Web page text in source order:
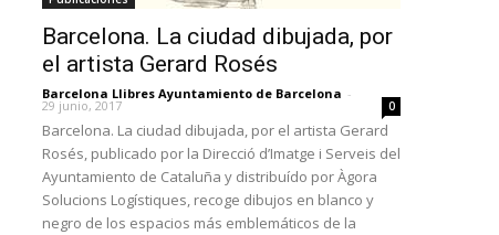
Barcelona. La ciudad dibujada, por
el artista Gerard Rosés
Barcelona Llibres Ayuntamiento de Barcelona -
29 junio, 2017 0
Barcelona. La ciudad dibujada, por el artista Gerard
Rosés, publicado por la Direcció d’Imatge i Serveis del
Ayuntamiento de Cataluña y distribuído por Àgora
Solucions Logístiques, recoge dibujos en blanco y
negro de los espacios más emblemáticos de la